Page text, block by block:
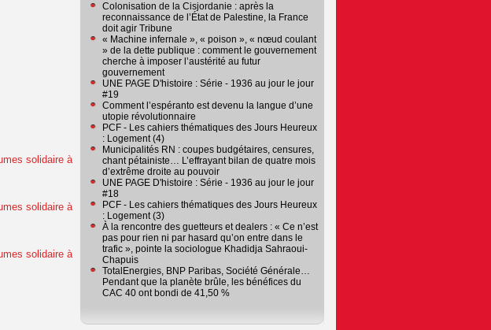
Colonisation de la Cisjordanie : après la
reconnaissance de l’État de Palestine, la France
doit agir Tribune
« Machine infernale », « poison », « nœud coulant
» de la dette publique : comment le gouvernement
cherche à imposer l’austérité au futur
gouvernement
UNE PAGE D'histoire : Série - 1936 au jour le jour
#19
Comment l’espéranto est devenu la langue d’une
utopie révolutionnaire
PCF - Les cahiers thématiques des Jours Heureux
: Logement (4)
Municipalités RN : coupes budgétaires, censures,
chant pétainiste… L’effrayant bilan de quatre mois
d’extrême droite au pouvoir
UNE PAGE D'histoire : Série - 1936 au jour le jour
#18
PCF - Les cahiers thématiques des Jours Heureux
: Logement (3)
À la rencontre des guetteurs et dealers : « Ce n’est
pas pour rien ni par hasard qu’on entre dans le
trafic », pointe la sociologue Khadidja Sahraoui-
Chapuis
TotalEnergies, BNP Paribas, Société Générale…
Pendant que la planète brûle, les bénéfices du
CAC 40 ont bondi de 41,50 %